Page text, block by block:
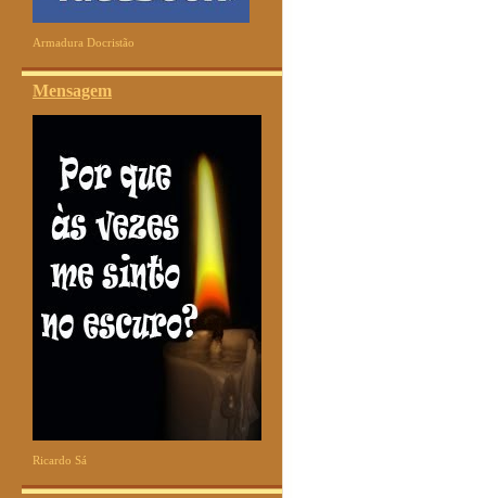
Armadura Docristão
Mensagem
Ricardo Sá